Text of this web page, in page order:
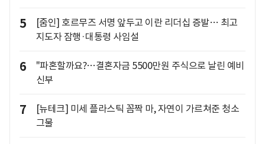
5
[줌인] 호르무즈 서명 앞두고 이란 리더십 증발… 최고
지도자 잠행·대통령 사임설
6
"파혼할까요?…결혼자금 5500만원 주식으로 날린 예비
신부
7
[뉴테크] 미세 플라스틱 꼼짝 마, 자연이 가르쳐준 청소
그물